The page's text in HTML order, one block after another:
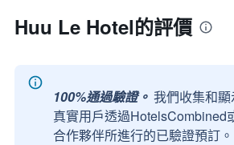
Huu Le Hotel的評價
100%通過驗證。 我們收集和
真實用戶透過HotelsCombined
合作夥伴所進行的已驗證預訂。